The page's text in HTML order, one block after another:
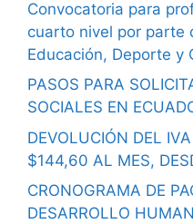
Convocatoria para
cuarto nivel por parte
Educación, Deporte y
PASOS PARA
SOCIALES EN
DEVOLUCIÓN DEL
$144,60 AL MES,
CRONOGRAMA DE
DESARROLLO